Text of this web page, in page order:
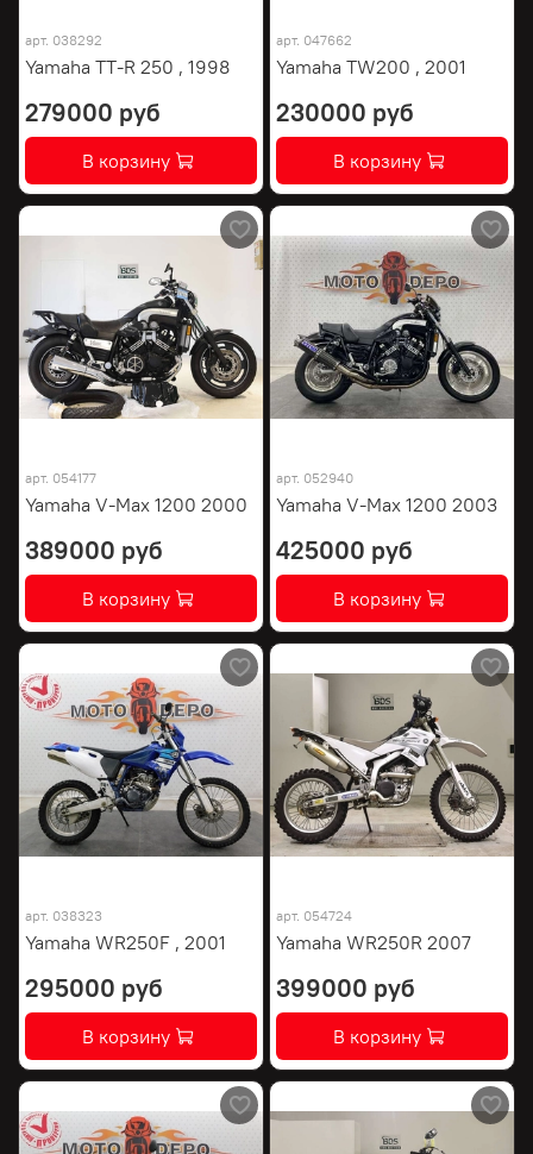
арт. 038292
Yamaha TT-R 250 , 1998
279000 руб
В корзину
арт. 047662
Yamaha TW200 , 2001
230000 руб
В корзину
арт. 054177
Yamaha V-Max 1200 2000
389000 руб
В корзину
арт. 052940
Yamaha V-Max 1200 2003
425000 руб
В корзину
арт. 038323
Yamaha WR250F , 2001
295000 руб
В корзину
арт. 054724
Yamaha WR250R 2007
399000 руб
В корзину